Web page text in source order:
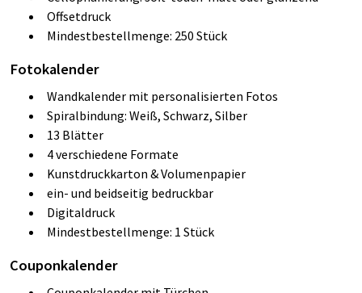
Offsetdruck
Mindestbestellmenge: 250 Stück
Fotokalender
Wandkalender mit personalisierten Fotos
Spiralbindung: Weiß, Schwarz, Silber
13 Blätter
4 verschiedene Formate
Kunstdruckkarton & Volumenpapier
ein- und beidseitig bedruckbar
Digitaldruck
Mindestbestellmenge: 1 Stück
Couponkalender